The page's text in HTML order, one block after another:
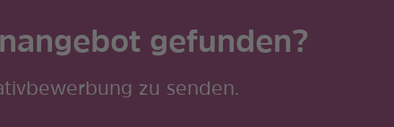
gefunden?
zu senden.